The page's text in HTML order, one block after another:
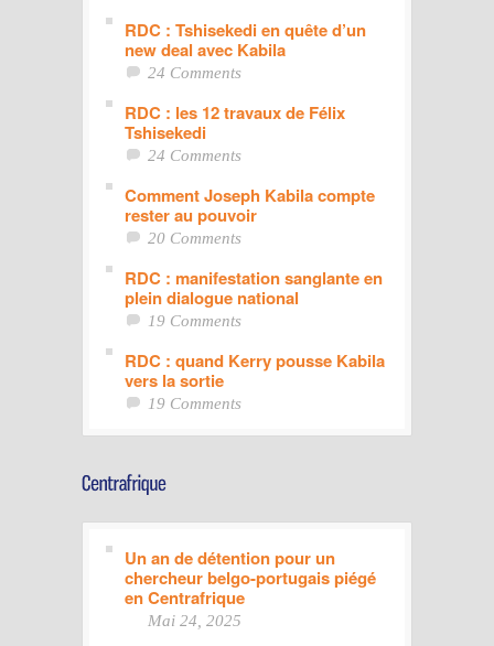
RDC : Tshisekedi en quête d’un
new deal avec Kabila
24 Comments
RDC : les 12 travaux de Félix
Tshisekedi
24 Comments
Comment Joseph Kabila compte
rester au pouvoir
20 Comments
RDC : manifestation sanglante en
plein dialogue national
19 Comments
RDC : quand Kerry pousse Kabila
vers la sortie
19 Comments
Un an de détention pour un
chercheur belgo-portugais piégé
en Centrafrique
Mai 24, 2025